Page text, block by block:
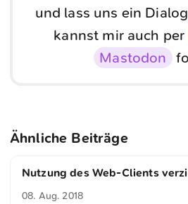
und lass uns ein
kannst mir auch per
Mastodon
Ähnliche Beiträge
Nutzung des Web-Clients
08. Aug. 2018